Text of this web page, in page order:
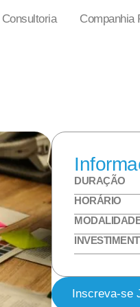
Consultoria Companhia
DURAÇÃO
HORÁRIO
Inscreva-se